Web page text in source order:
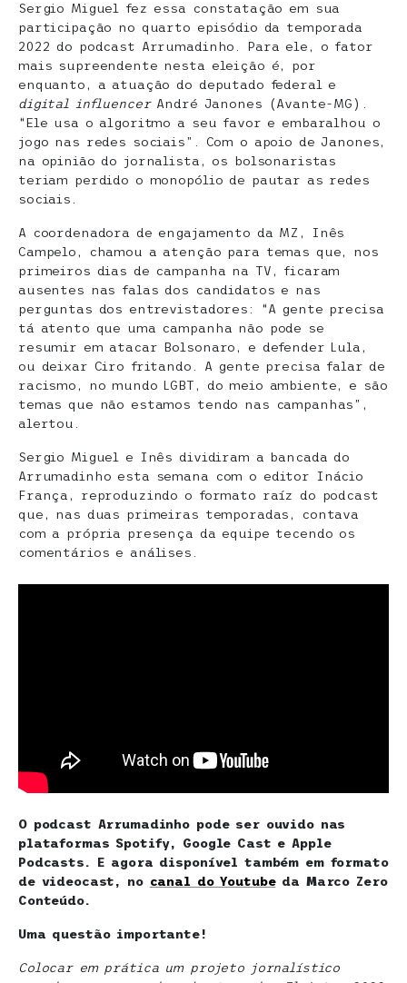
Sergio Miguel fez essa constatação em sua
participação no quarto episódio da temporada
2022 do podcast Arrumadinho. Para ele, o fator
mais supreendente nesta eleição é, por
enquanto, a atuação do deputado federal e
digital influencerAndré Janones (Avante-MG).
“Ele usa o algoritmo a seu favor e embaralhou o
jogo nas redes sociais”. Com o apoio de Janones,
na opinião do jornalista, os bolsonaristas
teriam perdido o monopólio de pautar as redes
sociais.
A coordenadora de engajamento da MZ, Inês
Campelo, chamou a atenção para temas que, nos
primeiros dias de campanha na TV, ficaram
ausentes nas falas dos candidatos e nas
perguntas dos entrevistadores: “A gente precisa
tá atento que uma campanha não pode se
resumir em atacar Bolsonaro, e defender Lula,
ou deixar Ciro fritando. A gente precisa falar de
racismo, no mundo LGBT, do meio ambiente, e são
temas que não estamos tendo nas campanhas”,
alertou.
Sergio Miguel e Inês dividiram a bancada do
Arrumadinho esta semana com o editor Inácio
França, reproduzindo o formato raíz do podcast
que, nas duas primeiras temporadas, contava
com a própria presença da equipe tecendo os
comentários e análises.
O podcast Arrumadinho pode ser ouvido nas
plataformas Spotify, Google Cast e Apple
Podcasts. E agora disponível também em formato
de videocast, no canal do Youtubeda Marco Zero
Conteúdo.
Uma questão importante!
Colocar em prática um projeto jornalístico